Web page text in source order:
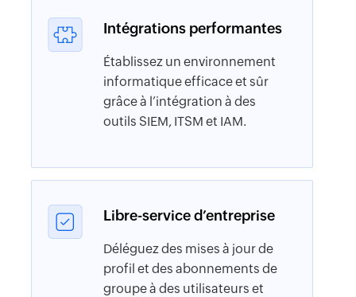
Intégrations performantes
Établissez un environnement
informatique efficace et sûr
grâce à l’intégration à des
outils SIEM, ITSM et IAM.
Libre-service d’entreprise
Déléguez des mises à jour de
profil et des abonnements de
groupe à des utilisateurs et